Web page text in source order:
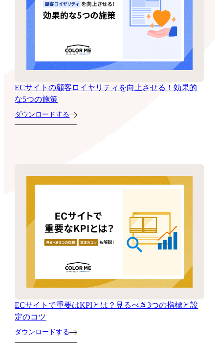
ECサイトの顧客ロイヤリティを向上させる！効果的
な5つの施策
ダウンロードする
ECサイトで重要はKPIとは？見るべき3つの指標と設
定のコツ
ダウンロードする